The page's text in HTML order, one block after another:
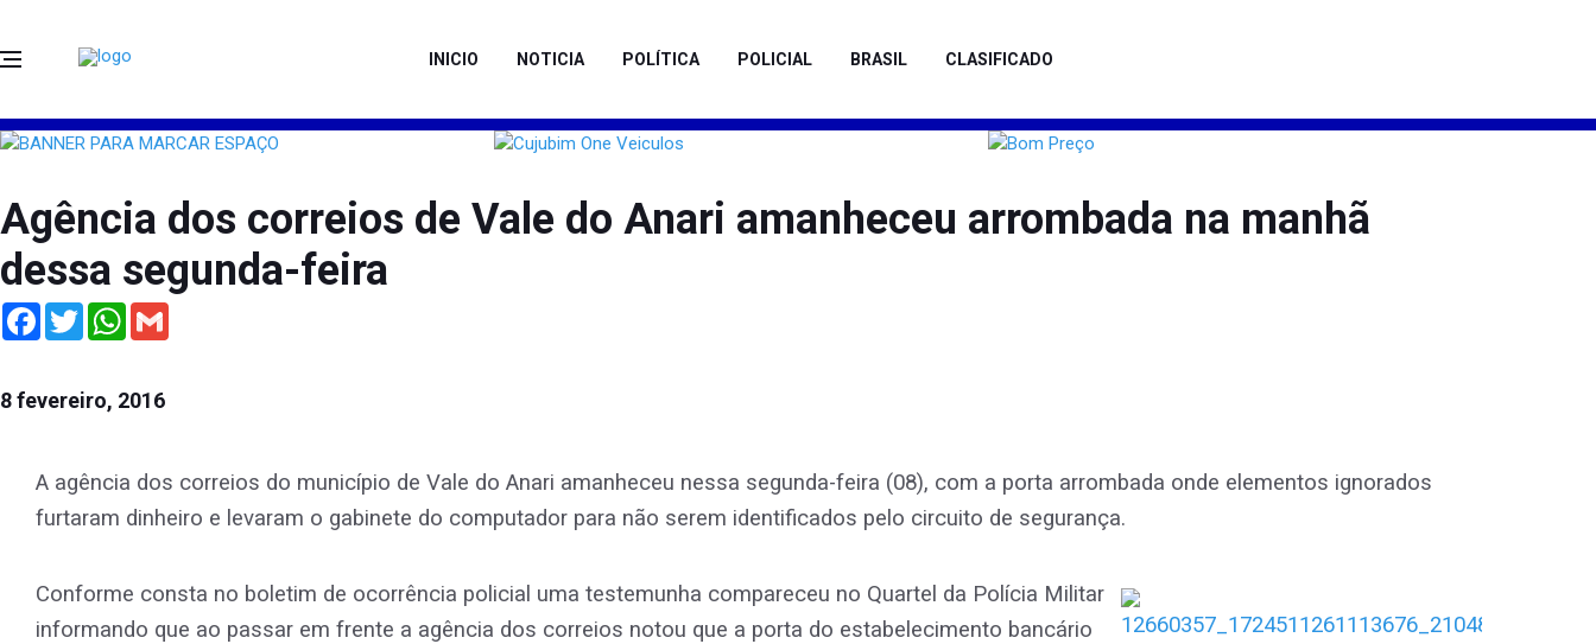
INICIO NOTICIA POLÍTICA POLICIAL BRASIL CLASIFICADO
Agência dos correios de Vale do Anari amanheceu arrombada na manhã
dessa segunda-feira
Facebook
TwitterWhatsApp
8 fevereiro, 2016
A agência dos correios do município de Vale do Anari amanheceu nessa segunda-feira (08), com a porta arrombada onde elementos ignorados
furtaram dinheiro e levaram o gabinete do computador para não serem identificados pelo circuito de segurança.
Conforme consta no boletim de ocorrência policial uma testemunha compareceu no Quartel da Polícia Militar
informando que ao passar em frente a agência dos correios notou que a porta do estabelecimento bancário